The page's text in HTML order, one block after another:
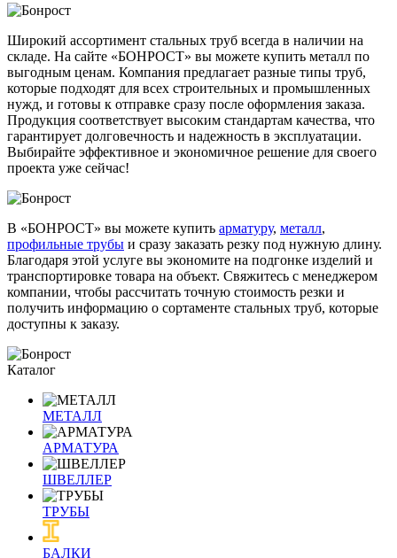
Широкий ассортимент стальных труб всегда в наличии на
складе. На сайте «БОНРОСТ» вы можете купить металл по
выгодным ценам. Компания предлагает разные типы труб,
которые подходят для всех строительных и промышленных
нужд, и готовы к отправке сразу после оформления заказа.
Продукция соответствует высоким стандартам качества, что
гарантирует долговечность и надежность в эксплуатации.
Выбирайте эффективное и экономичное решение для своего
проекта уже сейчас!
В «БОНРОСТ» вы можете купить арматуру, металл,
профильные трубы и сразу заказать резку под нужную длину.
Благодаря этой услуге вы экономите на подгонке изделий и
транспортировке товара на объект. Свяжитесь с менеджером
компании, чтобы рассчитать точную стоимость резки и
получить информацию о сортаменте стальных труб, которые
доступны к заказу.
Каталог
МЕТАЛЛ
АРМАТУРА
ШВЕЛЛЕР
ТРУБЫ
БАЛКИ